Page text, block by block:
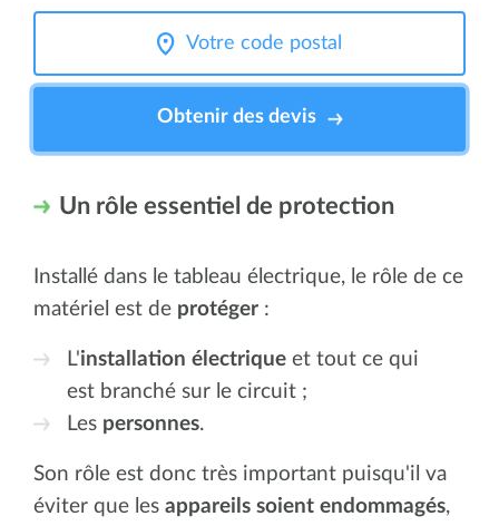
Obtenir des devis
Un rôle essentiel de protection
Installé dans le tableau électrique, le rôle de ce
matériel est de protéger :
L'installation électrique et tout ce qui
est branché sur le circuit ;
Les personnes.
Son rôle est donc très important puisqu'il va
éviter que les appareils soient endommagés,